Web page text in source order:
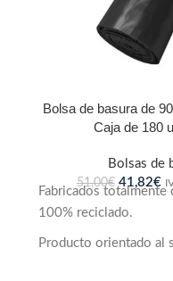
Bolsa de basura de
Caja de 180
Bolsas de
51,00€ 41,82€
Fabricados
100% reciclado.
Producto orientado al